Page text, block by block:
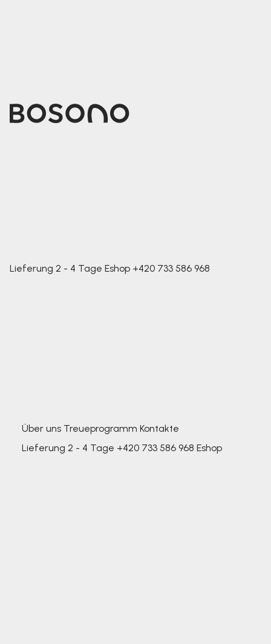
Lieferung 2 - 4 Tage Eshop +420 733 586 968
Über uns Treueprogramm Kontakte
Lieferung 2 - 4 Tage +420 733 586 968 Eshop